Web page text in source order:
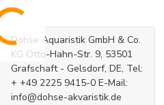
Dohse Aquaristik GmbH & Co.
KG Otto-Hahn-Str. 9, 53501
Grafschaft - Gelsdorf, DE, Tel:
+ +49 2225 9415-0 E-Mail:
info@dohse-akvaristik.de